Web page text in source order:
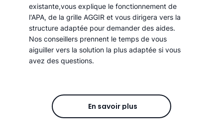
existante,vous explique le fonctionnement de
l'APA, de la grille AGGIR et vous dirigera vers la
structure adaptée pour demander des aides.
Nos conseillers prennent le temps de vous
aiguiller vers la solution la plus adaptée si vous
avez des questions.
En savoir plus